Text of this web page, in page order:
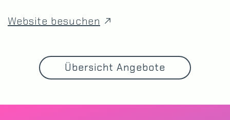
Website besuchen
Übersicht Angebote